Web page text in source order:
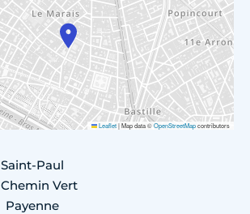
Leaflet|Map data ©OpenStreetMapcontributors
Saint-Paul
Chemin Vert
Payenne